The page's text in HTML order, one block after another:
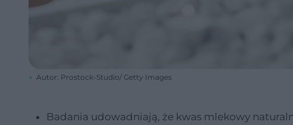
Autor: Prostock-Studio/ Getty Images
Badania udowadniają, że kwas mlekowy